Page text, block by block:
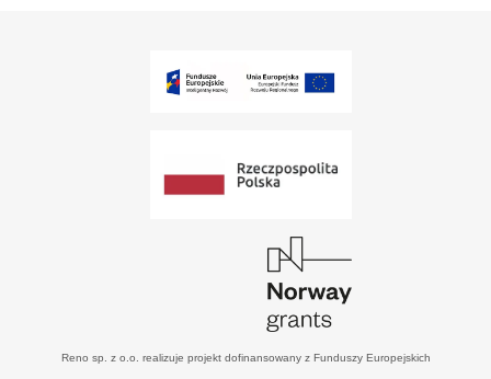
Reno sp. z o.o. realizuje projekt dofinansowany z Funduszy Europejskich